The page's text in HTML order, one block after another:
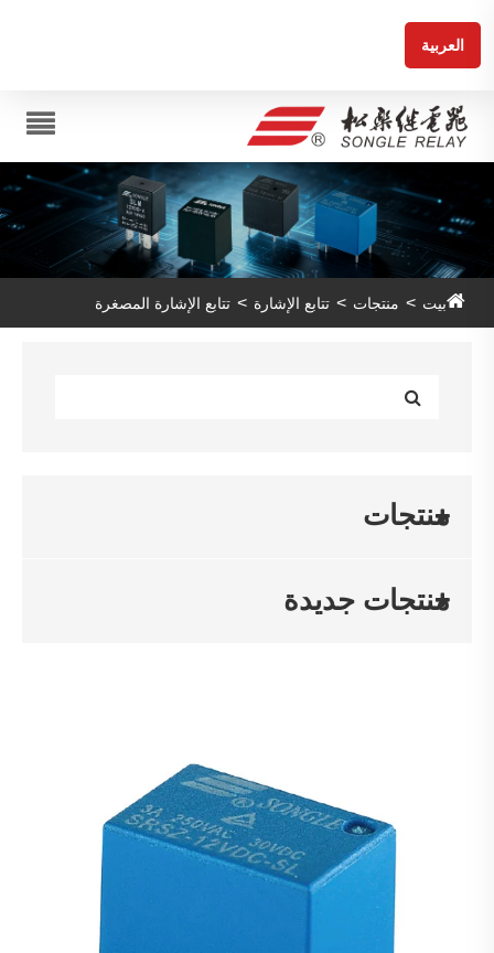
العربية
بيت منتجات تتابع الإشارة تتابع الإشارة المصغرة
منتجات
منتجات جديدة